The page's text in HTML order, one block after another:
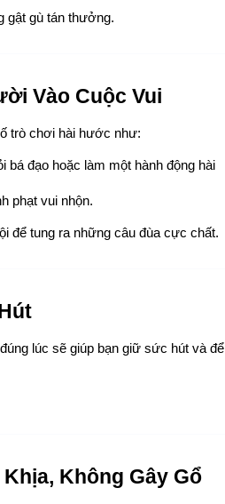
gật gù tán thưởng.
Vào Cuộc Vui
trò chơi hài hước như:
bá đạo hoặc làm một hành động hài
phạt vui nhộn.
để tung ra những câu đùa cực chất.
lúc sẽ giúp bạn giữ sức hút và để
Không Gây Gổ